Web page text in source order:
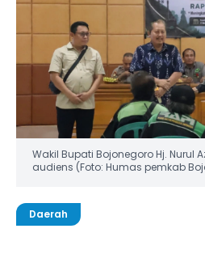
Wakil Bupati Bojonegoro Hj. Nurul
audiens (Foto: Humas pemkab
Daerah